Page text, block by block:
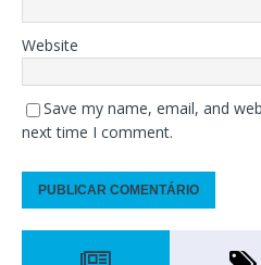
Website
Save my name, email, and
next time I comment.